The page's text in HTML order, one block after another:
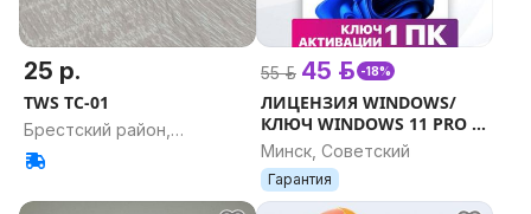
25 р.
TWS TC-01
Брестский район,
Брестская область
55 р. 45 р. -18%
ЛИЦЕНЗИЯ WINDOWS/
КЛЮЧ WINDOWS 11 PRO +
ГАРАНТИЯ
Минск, Советский
Гарантия